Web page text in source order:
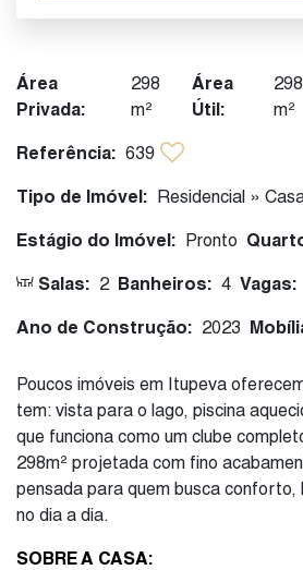
Área
Privada:
298
m²
Área
Útil:
298
m²
Referência: 639
Tipo de Imóvel: Residencial »
Estágio do Imóvel: Pronto
Salas: 2 Banheiros: 4 Vagas:
Ano de Construção: 2023
Poucos imóveis em Itupeva
tem: vista para o lago, piscina
que funciona como um clube
298m² projetada com fino
pensada para quem busca conforto,
no dia a dia.
SOBRE A CASA: